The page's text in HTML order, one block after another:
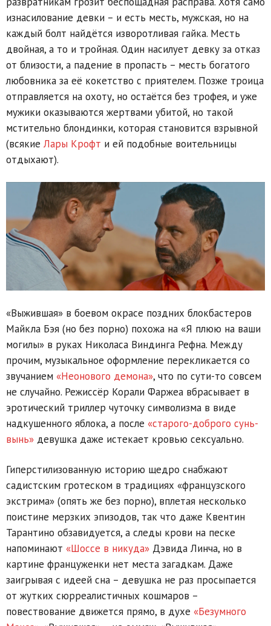
изнасилование девки – и есть месть, мужская, но на
каждый болт найдётся изворотливая гайка. Месть
двойная, а то и тройная. Один насилует девку за отказ
от близости, а падение в пропасть – месть богатого
любовника за её кокетство с приятелем. Позже троица
отправляется на охоту, но остаётся без трофея, и уже
мужики оказываются жертвами убитой, но такой
мстительно блондинки, которая становится взрывной
(всякие Лары Крофт и ей подобные воительницы
отдыхают).
«Выжившая» в боевом окрасе поздних блокбастеров
Майкла Бэя (но без порно) похожа на «Я плюю на ваши
могилы» в руках Николаса Виндинга Рефна. Между
прочим, музыкальное оформление перекликается со
звучанием «Неонового демона», что по сути-то совсем
не случайно. Режиссёр Корали Фаржеа вбрасывает в
эротический триллер чуточку символизма в виде
надкушенного яблока, а после «старого-доброго сунь-
вынь» девушка даже истекает кровью сексуально.
Гиперстилизованную историю щедро снабжают
садистским гротеском в традициях «французского
экстрима» (опять же без порно), вплетая несколько
поистине мерзких эпизодов, так что даже Квентин
Тарантино обзавидуется, а следы крови на песке
напоминают «Шоссе в никуда» Дэвида Линча, но в
картине француженки нет места загадкам. Даже
заигрывая с идеей сна – девушка не раз просыпается
от жутких сюрреалистичных кошмаров –
повествование движется прямо, в духе «Безумного